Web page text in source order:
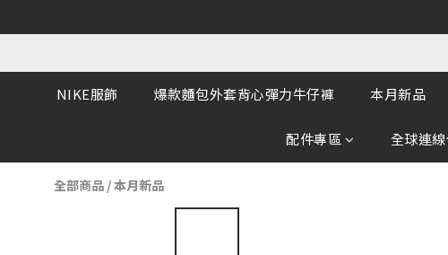
NIKE服飾 爆款麵包外套背心彈力牛仔褲 本月新品
配件專區 全球連
全部商品 /本月新品